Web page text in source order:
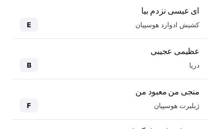
ای عیسی نزدم بیا
کشیش ادوارد هوسپیان E
عظیمی عجیبی
دریا B
منجی من معبود من
ژیلبرت هوسپیان F